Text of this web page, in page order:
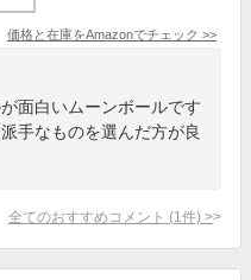
価格と在庫をAmazonでチェック >>
面白いムーンボールです
手なものを選んだ方が良
全てのおすすめコメント (1 件) >